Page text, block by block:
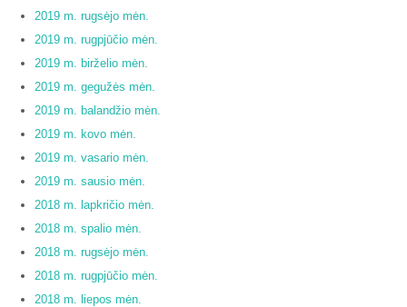
2019 m. rugsėjo mėn.
2019 m. rugpjūčio mėn.
2019 m. birželio mėn.
2019 m. gegužės mėn.
2019 m. balandžio mėn.
2019 m. kovo mėn.
2019 m. vasario mėn.
2019 m. sausio mėn.
2018 m. lapkričio mėn.
2018 m. spalio mėn.
2018 m. rugsėjo mėn.
2018 m. rugpjūčio mėn.
2018 m. liepos mėn.